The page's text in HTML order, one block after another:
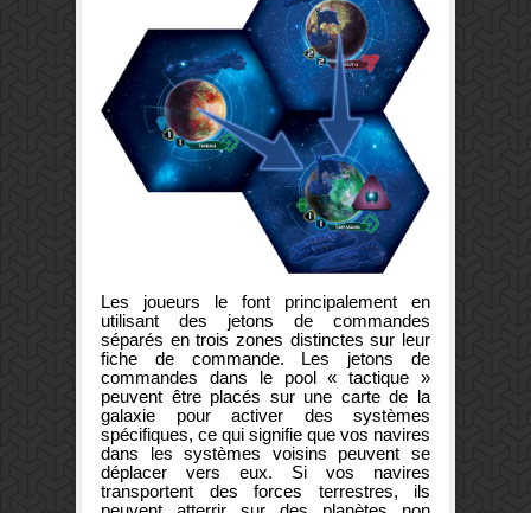
Les joueurs le font principalement en
utilisant des jetons de commandes
séparés en trois zones distinctes sur leur
fiche de commande. Les jetons de
commandes dans le pool « tactique »
peuvent être placés sur une carte de la
galaxie pour activer des systèmes
spécifiques, ce qui signifie que vos navires
dans les systèmes voisins peuvent se
déplacer vers eux. Si vos navires
transportent des forces terrestres, ils